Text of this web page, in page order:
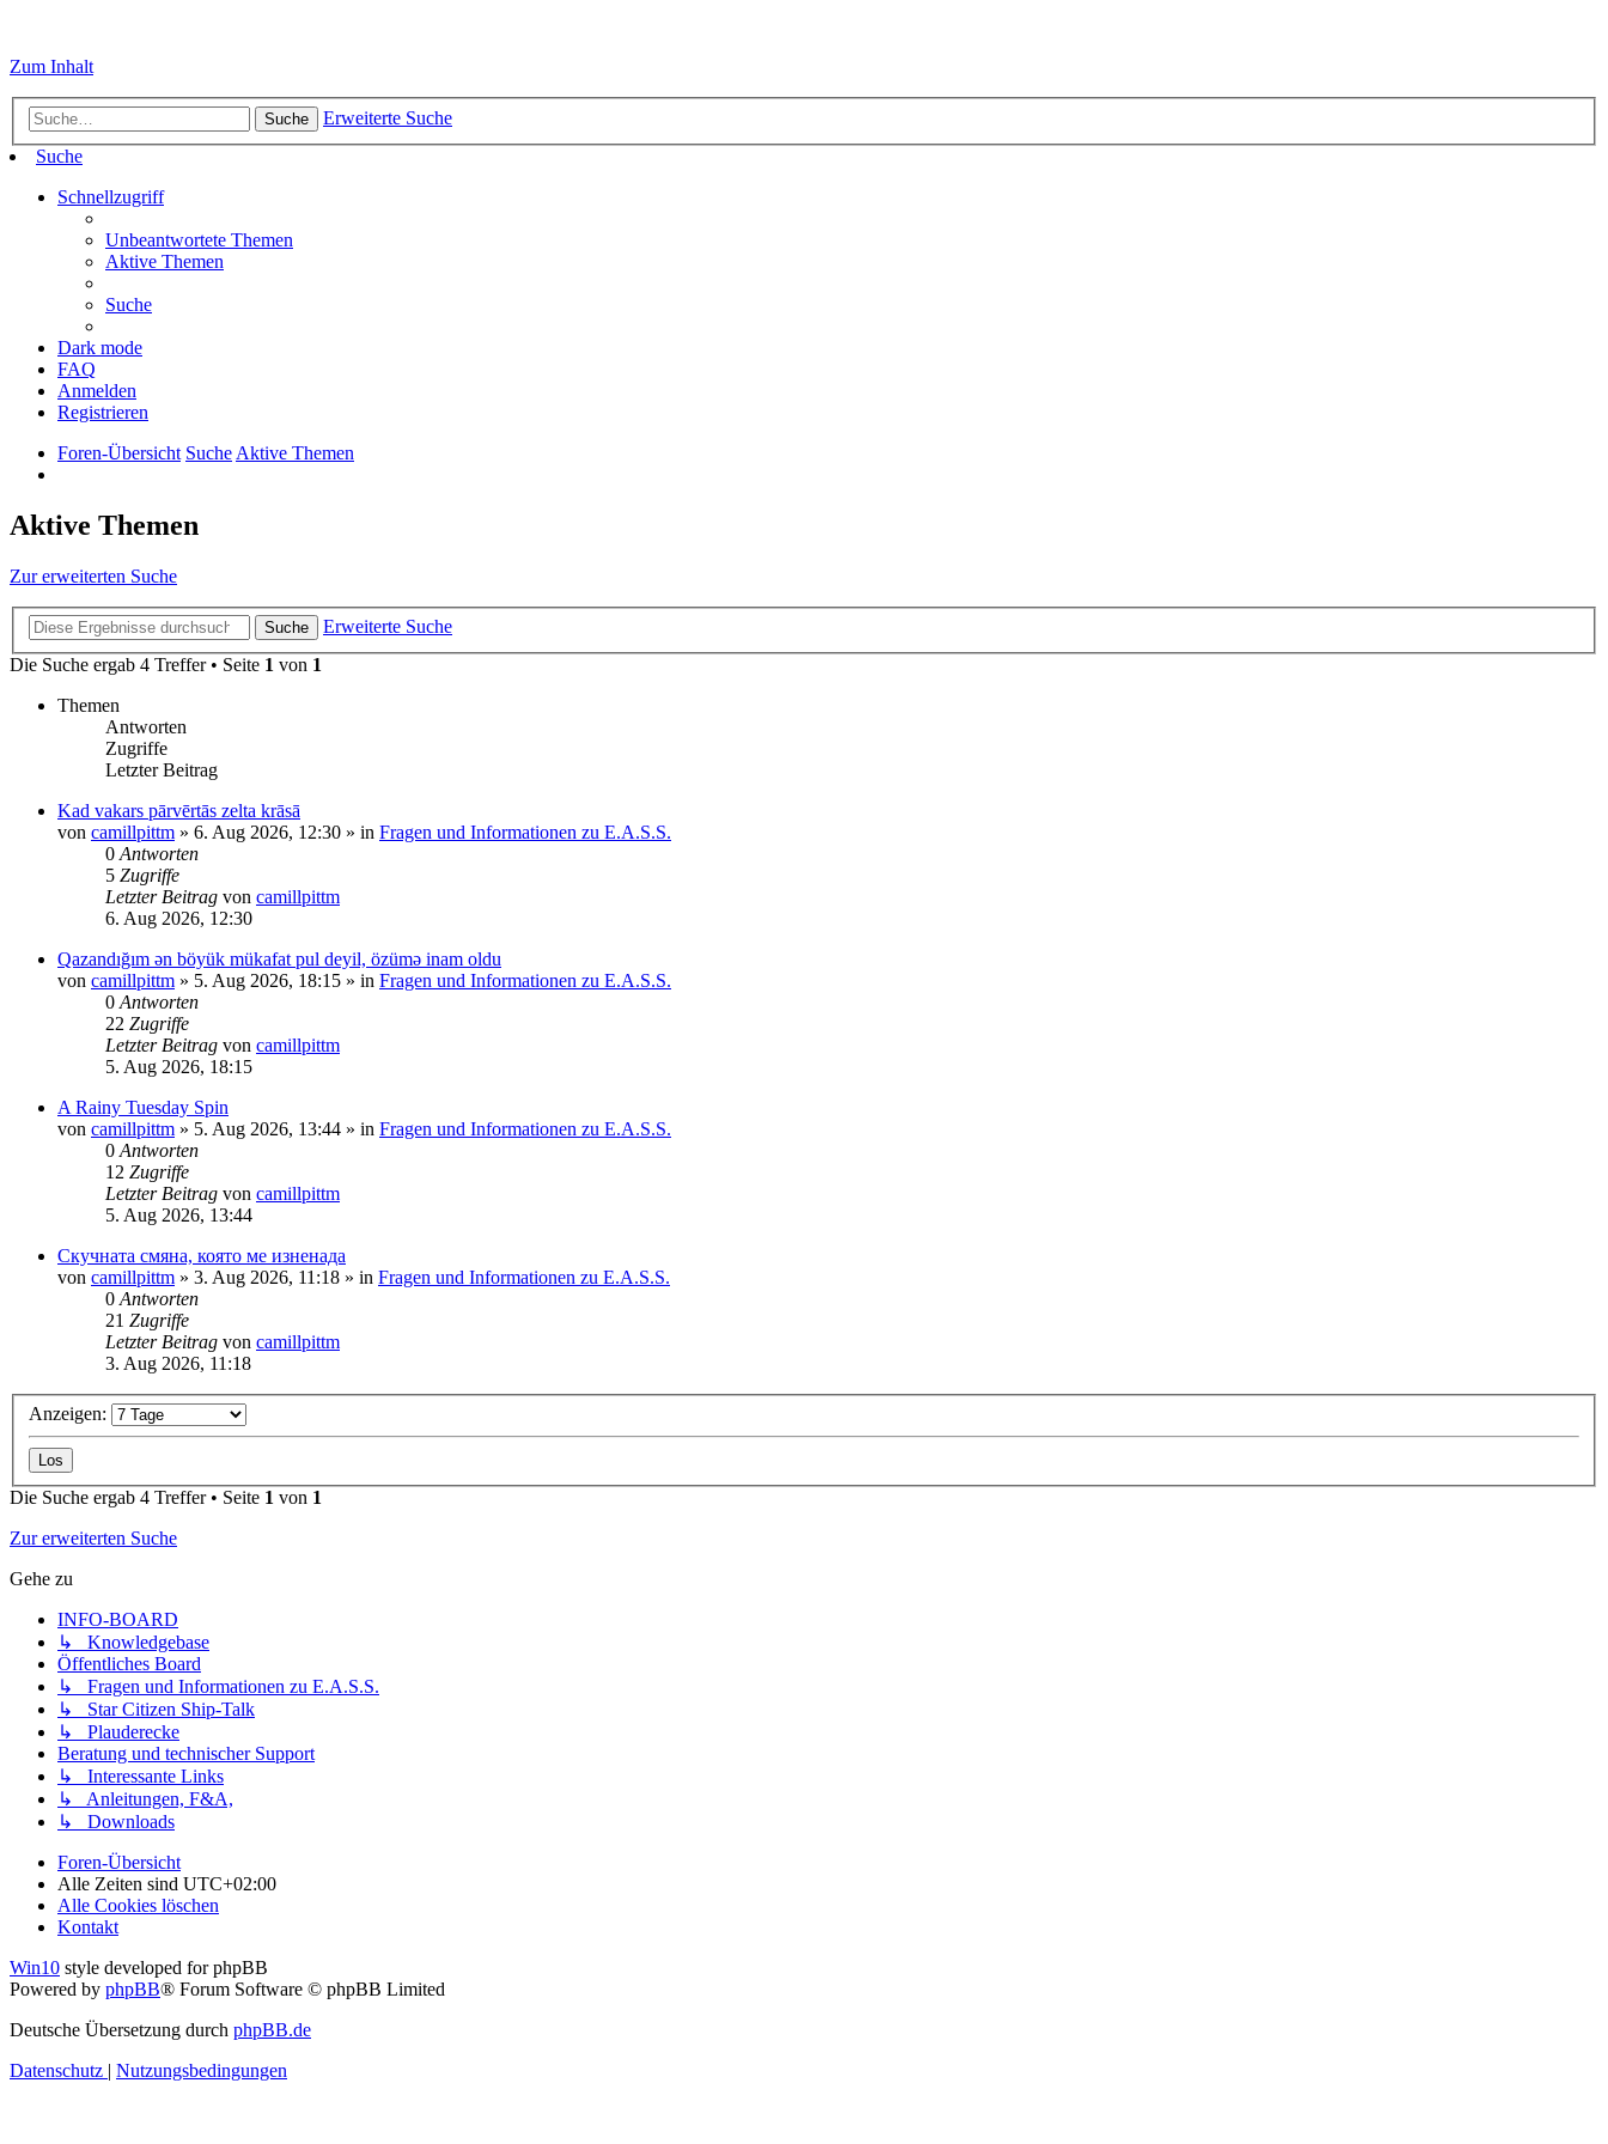
Zum Inhalt
Suche
Erweiterte Suche
Suche
Schnellzugriff
Unbeantwortete Themen
Aktive Themen
Suche
Dark mode
FAQ
Anmelden
Registrieren
Foren-Übersicht Suche Aktive Themen
Aktive Themen
Zur erweiterten Suche
Suche
Erweiterte Suche
Die Suche ergab 4 Treffer • Seite 1 von 1
Themen
Antworten
Zugriffe
Letzter Beitrag
Kad vakars pārvērtās zelta krāsā
von camillpittm » 6. Aug 2026, 12:30 » in Fragen und Informationen zu E.A.S.S.
0Antworten
5 Zugriffe
Letzter Beitrag von camillpittm
6. Aug 2026, 12:30
Qazandığım ən böyük mükafat pul deyil, özümə inam oldu
von camillpittm » 5. Aug 2026, 18:15 » in Fragen und Informationen zu E.A.S.S.
0Antworten
22 Zugriffe
Letzter Beitrag von camillpittm
5. Aug 2026, 18:15
A Rainy Tuesday Spin
von camillpittm » 5. Aug 2026, 13:44 » in Fragen und Informationen zu E.A.S.S.
0Antworten
12 Zugriffe
Letzter Beitrag von camillpittm
5. Aug 2026, 13:44
Скучната смяна, която ме изненада
von camillpittm » 3. Aug 2026, 11:18 » in Fragen und Informationen zu E.A.S.S.
0Antworten
21 Zugriffe
Letzter Beitrag von camillpittm
3. Aug 2026, 11:18
Anzeigen:
Die Suche ergab 4 Treffer • Seite 1 von 1
Zur erweiterten Suche
Gehe zu
INFO-BOARD
↳ Knowledgebase
Öffentliches Board
↳ Fragen und Informationen zu E.A.S.S.
↳ Star Citizen Ship-Talk
↳ Plauderecke
Beratung und technischer Support
↳ Interessante Links
↳ Anleitungen, F&A,
↳ Downloads
Foren-Übersicht
Alle Zeiten sind UTC+02:00
Alle Cookies löschen
Kontakt
Win10 style developed for phpBB
Powered by phpBB® Forum Software © phpBB Limited
Deutsche Übersetzung durch phpBB.de
Datenschutz | Nutzungsbedingungen